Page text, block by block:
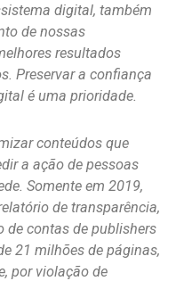
digital, também
de nossas
resultados
Preservar a confiança
é uma prioridade.
conteúdos que
a ação de pessoas
Somente em 2019,
de transparência,
de contas de publishers
21 milhões de páginas,
por violação de